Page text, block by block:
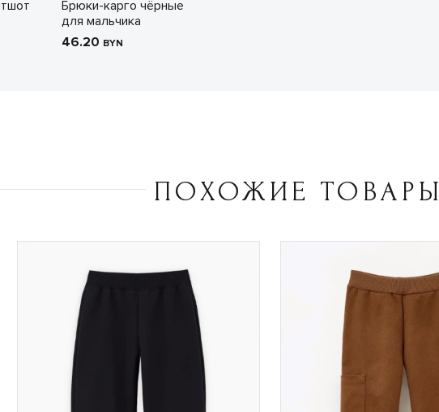
Брюки-карго чёрные
для мальчика
46.20 BYN
ПОХОЖИЕ ТОВАРЫ